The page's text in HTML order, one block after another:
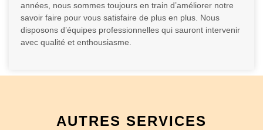
années, nous sommes toujours en train d’améliorer notre
savoir faire pour vous satisfaire de plus en plus. Nous
disposons d’équipes professionnelles qui sauront intervenir
avec qualité et enthousiasme.
AUTRES SERVICES